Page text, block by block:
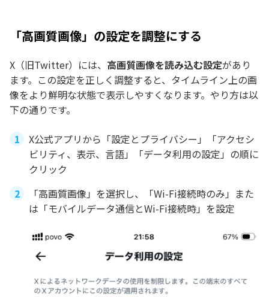
「高画質画像」の設定を調整にする
X（旧Twitter）には、 高画質画像を読み込む設定があり
ます。この設定を正しく調整すると、タイムライン上の画
像をより鮮明な状態で表示しやすくなります。やり方は以
下の通りです。
X公式アプリから「設定とプライバシー」「アクセシ
ビリティ、表示、言語」「データ利用の設定」の順に
クリック
「高画質画像」を選択し、「Wi-Fi接続時のみ」また
は「モバイルデータ通信とWi-Fi接続時」を設定